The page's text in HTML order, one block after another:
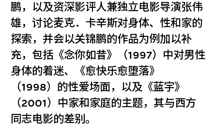
鹏，以及资深影评人兼独立电影导演张伟
雄，讨论麦克．卡辛斯对身体、性和家的
探索，并会以关锦鹏的作品为例加以补
充，包括《念你如昔》（1997）中对男性
身体的着迷、《愈快乐愈堕落》
（1998）的性爱场面，以及《蓝宇》
（2001）中家和家庭的主题，其与西方
同志电影的差别。